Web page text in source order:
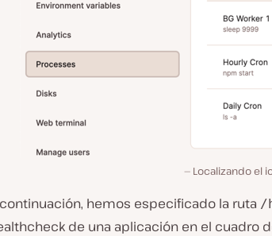
Localizando el
hemos especificado la ruta /
de una aplicación en el cuadro